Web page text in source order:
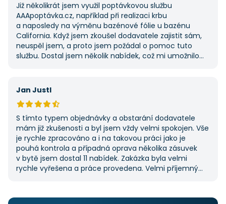
Již několikrát jsem využil poptávkovou službu
AAApoptávka.cz, například při realizaci krbu
a naposledy na výměnu bazénové fólie u bazénu
California. Když jsem zkoušel dodavatele zajistit sám,
neuspěl jsem, a proto jsem požádal o pomoc tuto
službu. Dostal jsem několik nabídek, což mi umožnilo
i ostatním.
Jan Justl
S tímto typem objednávky a obstarání dodavatele
mám již zkušenosti a byl jsem vždy velmi spokojen. Vše
je rychle zpracováno a i na takovou práci jako je
pouhá kontrola a případná oprava několika zásuvek
v bytě jsem dostal 11 nabídek. Zakázka byla velmi
rychle vyřešena a práce provedena. Velmi příjemný
po všech stránkách plně spolehnout.